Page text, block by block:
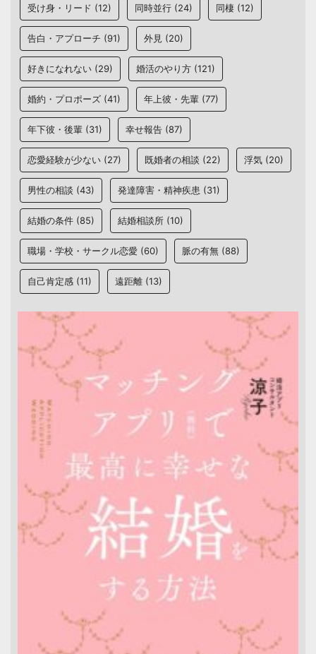
受け身・リード (12) 同時並行 (24) 同棲 (12)
告白・アプローチ (91) 外見 (20)
好きになれない (29) 婚活のやり方 (121)
婚約・プロポーズ (41) 年上彼・先輩 (77)
年下彼・後輩 (31) 幸せ報告 (87)
恋愛経験が少ない (27) 既婚者の相談 (22) 浮気 (20)
男性の相談 (43) 発達障害・精神疾患 (31)
結婚の条件 (85) 結婚相談所 (10)
職場・学校・サークル恋愛 (60) 脈の有無 (88)
自己肯定感 (11) 遠距離 (13)